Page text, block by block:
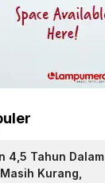
4,5 Tahun Dalam
Kurang,